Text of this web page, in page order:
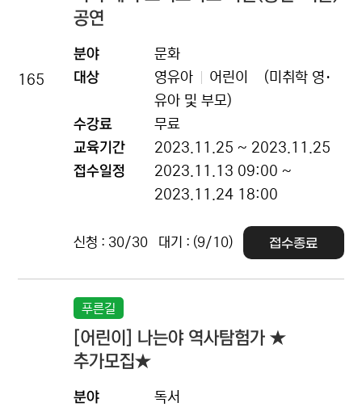
165
공연
분야
문화
대상
영유아 어린이
(미취학 영·
유아 및 부모)
수강료
무료
교육기간
2023.11.25 ~ 2023.11.25
접수일정
2023.11.13 09:00 ~
2023.11.24 18:00
신청 : 30/30 대기 : (9/10) 접수종료
푸른길
[어린이] 나는야 역사탐험가 ★
추가모집★
분야
독서